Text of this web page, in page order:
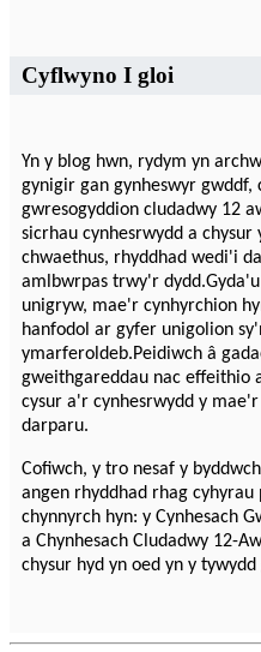
Cyflwyno I gloi
Yn y blog hwn, rydym yn
gynigir gan gynheswyr
gwresogyddion cludadwy 12
sicrhau cynhesrwydd a
chwaethus, rhyddhad wedi'i
amlbwrpas trwy'r
unigryw, mae'r cynhyrchion
hanfodol ar gyfer unigolion
ymarferoldeb.Peidiwch â
gweithgareddau nac effeithio
cysur a'r cynhesrwydd y
darparu.
Cofiwch, y tro nesaf y
angen rhyddhad rhag
chynnyrch hyn: y Cynhesach
a Chynhesach Cludadwy 12-
chysur hyd yn oed yn y